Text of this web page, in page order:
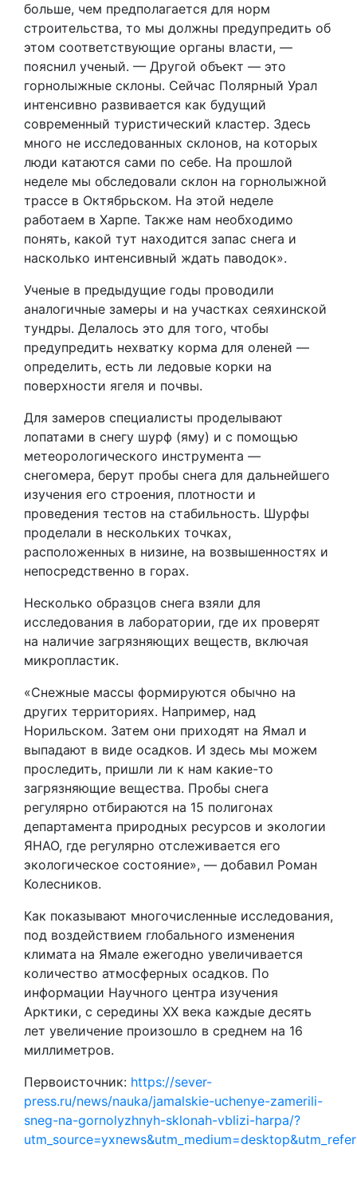
больше, чем предполагается для норм
строительства, то мы должны предупредить об
этом соответствующие органы власти, —
пояснил ученый. — Другой объект — это
горнолыжные склоны. Сейчас Полярный Урал
интенсивно развивается как будущий
современный туристический кластер. Здесь
много не исследованных склонов, на которых
люди катаются сами по себе. На прошлой
неделе мы обследовали склон на горнолыжной
трассе в Октябрьском. На этой неделе
работаем в Харпе. Также нам необходимо
понять, какой тут находится запас снега и
насколько интенсивный ждать паводок».
Ученые в предыдущие годы проводили
аналогичные замеры и на участках сеяхинской
тундры. Делалось это для того, чтобы
предупредить нехватку корма для оленей —
определить, есть ли ледовые корки на
поверхности ягеля и почвы.
Для замеров специалисты проделывают
лопатами в снегу шурф (яму) и с помощью
метеорологического инструмента —
снегомера, берут пробы снега для дальнейшего
изучения его строения, плотности и
проведения тестов на стабильность. Шурфы
проделали в нескольких точках,
расположенных в низине, на возвышенностях и
непосредственно в горах.
Несколько образцов снега взяли для
исследования в лаборатории, где их проверят
на наличие загрязняющих веществ, включая
микропластик.
«Снежные массы формируются обычно на
других территориях. Например, над
Норильском. Затем они приходят на Ямал и
выпадают в виде осадков. И здесь мы можем
проследить, пришли ли к нам какие-то
загрязняющие вещества. Пробы снега
регулярно отбираются на 15 полигонах
департамента природных ресурсов и экологии
ЯНАО, где регулярно отслеживается его
экологическое состояние», — добавил Роман
Колесников.
Как показывают многочисленные исследования,
под воздействием глобального изменения
климата на Ямале ежегодно увеличивается
количество атмосферных осадков. По
информации Научного центра изучения
Арктики, с середины ХХ века каждые десять
лет увеличение произошло в среднем на 16
миллиметров.
Первоисточник: https://sever-
press.ru/news/nauka/jamalskie-uchenye-zamerili-
sneg-na-gornolyzhnyh-sklonah-vblizi-harpa/?